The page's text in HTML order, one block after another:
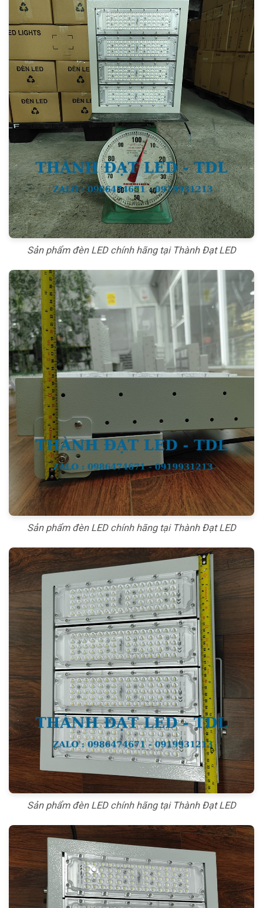
Sản phẩm đèn LED chính hãng tại Thành Đạt LED
Sản phẩm đèn LED chính hãng tại Thành Đạt LED
Sản phẩm đèn LED chính hãng tại Thành Đạt LED